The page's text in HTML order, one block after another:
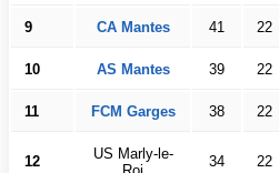
9 CA Mantes 41 22
10 AS Mantes 39 22
11 FCM Garges 38 22
12
US Marly-le-
34 22